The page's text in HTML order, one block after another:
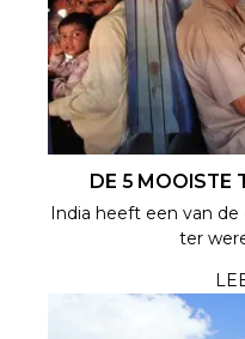
DE 5 MOOISTE
India heeft een van
ter